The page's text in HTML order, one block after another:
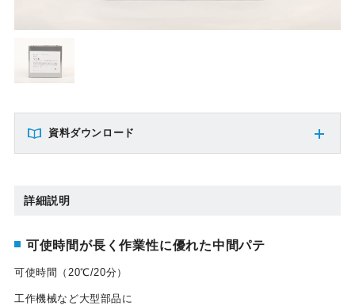
資料ダウンロード
詳細説明
可使時間が長く作業性に優れた中間パテ
可使時間（20℃/20分）
工作機械など大型部品に